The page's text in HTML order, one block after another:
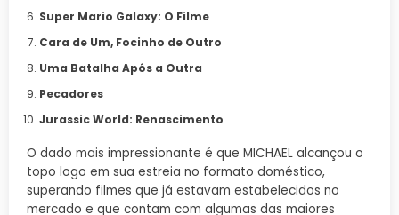
Super Mario Galaxy: O Filme
Cara de Um, Focinho de Outro
Uma Batalha Após a Outra
Pecadores
Jurassic World: Renascimento
O dado mais impressionante é que MICHAEL alcançou o
topo logo em sua estreia no formato doméstico,
superando filmes que já estavam estabelecidos no
mercado e que contam com algumas das maiores